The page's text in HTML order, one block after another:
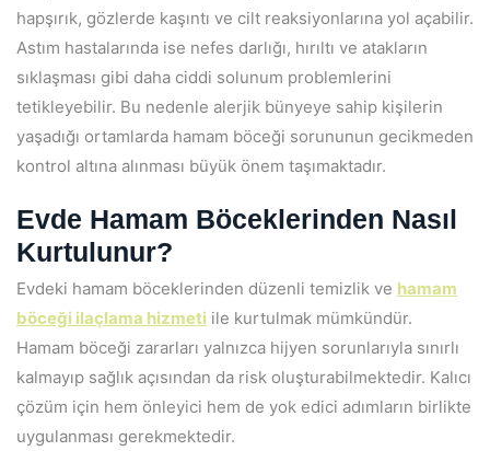
hapşırık, gözlerde kaşıntı ve cilt reaksiyonlarına yol açabilir.
Astım hastalarında ise nefes darlığı, hırıltı ve atakların
sıklaşması gibi daha ciddi solunum problemlerini
tetikleyebilir. Bu nedenle alerjik bünyeye sahip kişilerin
yaşadığı ortamlarda hamam böceği sorununun gecikmeden
kontrol altına alınması büyük önem taşımaktadır.
Evde Hamam Böceklerinden Nasıl
Kurtulunur?
Evdeki hamam böceklerinden düzenli temizlik ve hamam
böceği ilaçlama hizmeti ile kurtulmak mümkündür.
Hamam böceği zararları yalnızca hijyen sorunlarıyla sınırlı
kalmayıp sağlık açısından da risk oluşturabilmektedir. Kalıcı
çözüm için hem önleyici hem de yok edici adımların birlikte
uygulanması gerekmektedir.